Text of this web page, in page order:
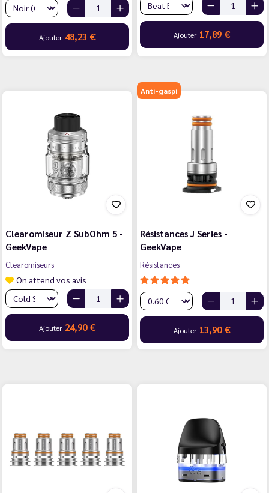
Ajouter 48,23 € Ajouter 17,89 €
Clearomiseur Z SubOhm 5 -
GeekVape
Clearomiseurs
On attend vos avis
Ajouter 24,90 €
Anti-gaspi
Résistances J Series -
GeekVape
Résistances
Ajouter 13,90 €